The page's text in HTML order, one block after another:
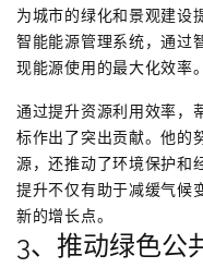
为城市的绿化和景观建设
智能能源管理系统，通过
现能源使用的最大化效率。
通过提升资源利用效率，
标作出了突出贡献。他的
源，还推动了环境保护和
提升不仅有助于减缓气候
新的增长点。
3、推动绿色公